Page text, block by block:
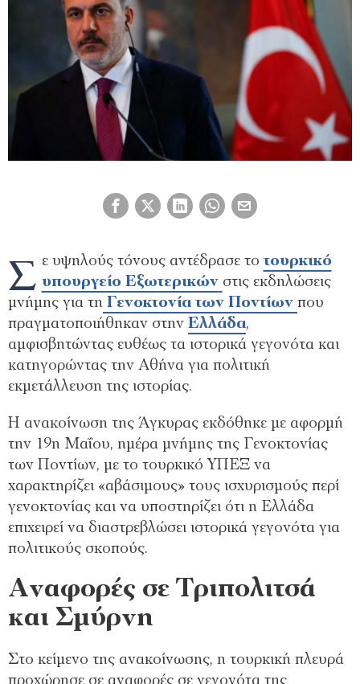
Σ ε υψηλούς τόνους αντέδρασε τοτουρκικό
υπουργείο Εξωτερικών στις εκδηλώσεις
μνήμης για τη Γενοκτονία των Ποντίων που
πραγματοποιήθηκαν στην Ελλάδα,
αμφισβητώντας ευθέως τα ιστορικά γεγονότα και
κατηγορώντας την Αθήνα για πολιτική
εκμετάλλευση της ιστορίας.
Η ανακοίνωση της Άγκυρας εκδόθηκε με αφορμή
την 19η Μαΐου, ημέρα μνήμης της Γενοκτονίας
των Ποντίων, με το τουρκικό ΥΠΕΞ να
χαρακτηρίζει «αβάσιμους» τους ισχυρισμούς περί
γενοκτονίας και να υποστηρίζει ότι η Ελλάδα
επιχειρεί να διαστρεβλώσει ιστορικά γεγονότα για
πολιτικούς σκοπούς.
Αναφορές σε Τριπολιτσά
και Σμύρνη
Στο κείμενο της ανακοίνωσης, η τουρκική πλευρά